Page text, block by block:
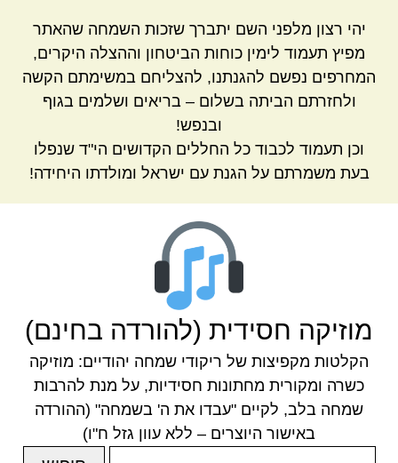
יהי רצון מלפני השם יתברך שזכות השמחה שהאתר
מפיץ תעמוד לימין כוחות הביטחון וההצלה היקרים,
המחרפים נפשם להגנתנו, להצליחם במשימתם הקשה
ולחזרתם הביתה בשלום – בריאים ושלמים בגוף
ובנפש!
וכן תעמוד לכבוד כל החללים הקדושים הי"ד שנפלו
בעת משמרתם על הגנת עם ישראל ומולדתו היחידה!
מוזיקה חסידית (להורדה בחינם)
הקלטות מקפיצות של ריקודי שמחה יהודיים: מוזיקה
כשרה ומקורית מחתונות חסידיות, על מנת להרבות
שמחה בלב, לקיים "עבדו את ה' בשמחה" (ההורדה
באישור היוצרים – ללא עוון גזל ח"ו)